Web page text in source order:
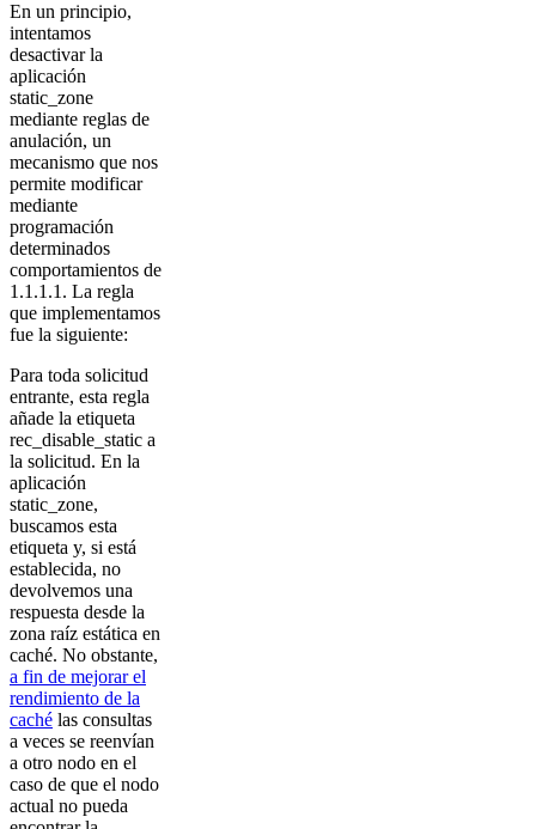
En un principio,
intentamos
desactivar la
aplicación
static_zone
mediante reglas de
anulación, un
mecanismo que nos
permite modificar
mediante
programación
determinados
comportamientos de
1.1.1.1. La regla
que implementamos
fue la siguiente:
Para toda solicitud
entrante, esta regla
añade la etiqueta
rec_disable_static a
la solicitud. En la
aplicación
static_zone,
buscamos esta
etiqueta y, si está
establecida, no
devolvemos una
respuesta desde la
zona raíz estática en
caché. No obstante,
a fin de mejorar el
rendimiento de la
caché las consultas
a veces se reenvían
a otro nodo en el
caso de que el nodo
actual no pueda